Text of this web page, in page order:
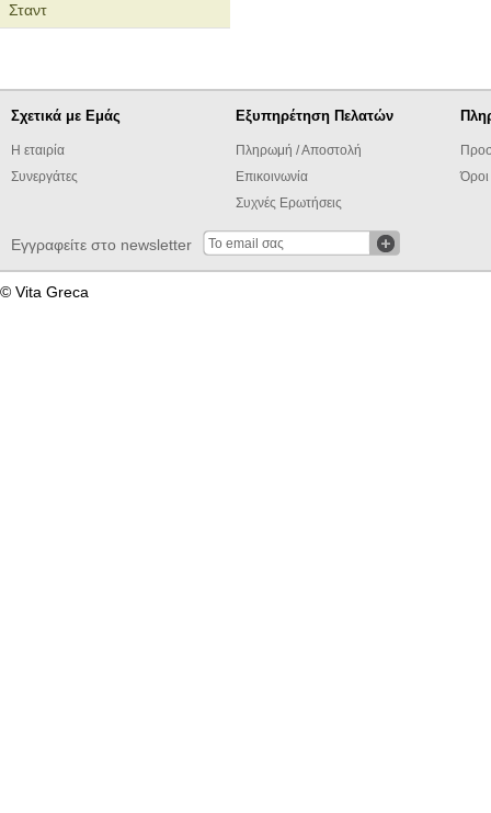
Σταντ
Σχετικά με Εμάς
Η εταιρία
Συνεργάτες
Εξυπηρέτηση Πελατών
Πληρωμή / Αποστολή
Επικοινωνία
Συχνές Ερωτήσεις
Εγγραφείτε στο newsletter
© Vita Greca